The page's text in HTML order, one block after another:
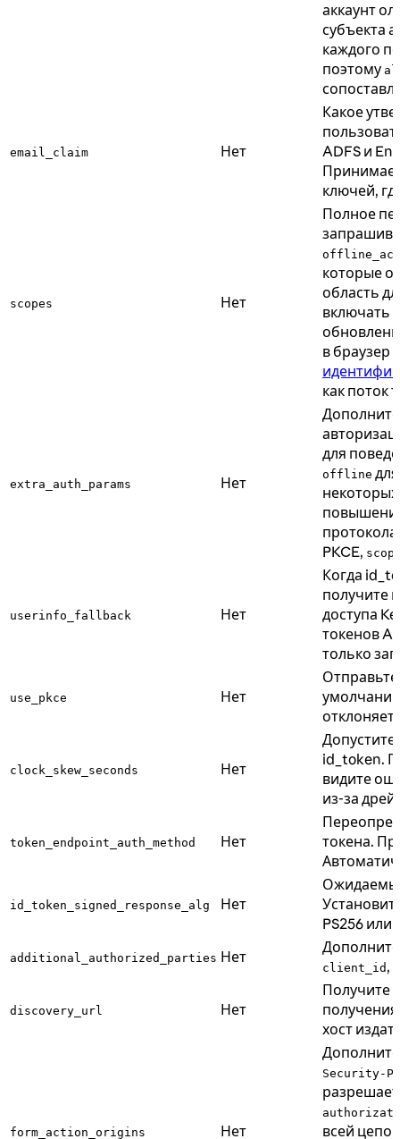
аккаунт
субъекта
каждого
поэтому
email_claim Нет
Какое
ADFS и
ключей,
scopes Нет
Полное
которые
область
включать
в браузер
как поток
extra_auth_params Нет
для
offline
PKCE,
userinfo_fallback Нет
Когда
получите
доступа
токенов
только
use_pkce Нет
отклоняет
clock_skew_seconds Нет
id_token.
видите
из-за
token_endpoint_auth_method Нет
токена.
id_token_signed_response_alg Нет
PS256 или
additional_authorized_parties Нет
client_id ,
discovery_url Нет
Получите
хост
form_action_origins Нет
Security-
всей